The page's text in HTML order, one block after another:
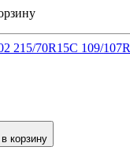
215/70R15C 109/107R
корзину